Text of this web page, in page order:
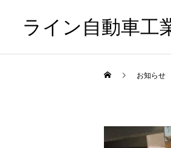
ライン自動車工
お知らせ